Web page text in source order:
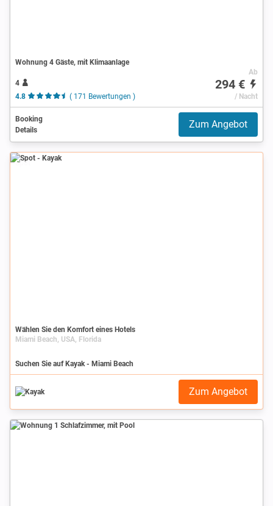
Wohnung 4 Gäste, mit Klimaanlage
4
4.8
( 171 Bewertungen )
Ab
294 €
/ Nacht
Booking
Details
Zum Angebot
Spot
Wählen Sie den Komfort eines Hotels
Miami Beach, USA, Florida
Suchen Sie auf Kayak - Miami Beach
Zum Angebot